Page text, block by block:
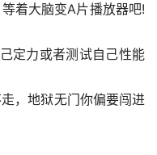
着大脑变A片播放器吧!
定力或者测试自己性能
，地狱无门你偏要闯进